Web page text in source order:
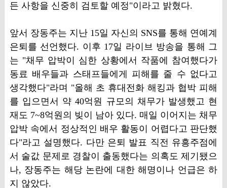
든 사항을 신중히 검토할 예정"이라고 밝혔다.
앞서 장동주는 지난 15일 자신의 SNS를 통해 연예계
은퇴를 선언했다. 이후 17일 라이브 방송을 통해 그
는 "채무 압박이 심한 상황에서 작품에 참여했다가
동료 배우들과 스태프들에게 피해를 줄 수 없다고
생각했다"라며 "올해 초 휴대전화 해킹과 협박 피해
를 입으면서 약 40억원 규모의 채무가 발생했고 현
재도 7~8억원의 빚이 남아 있다. 매일 이어지는 채무
압박 속에서 정상적인 배우 활동이 어렵다고 판단했
다"라고 설명했다. 다만 은퇴 발표 직전 유흥주점에
서 술값 문제로 경찰이 출동했다는 의혹도 제기됐으
나, 장동주는 해당 논란에 대한 해명이나 언급은 하
지 않았다.